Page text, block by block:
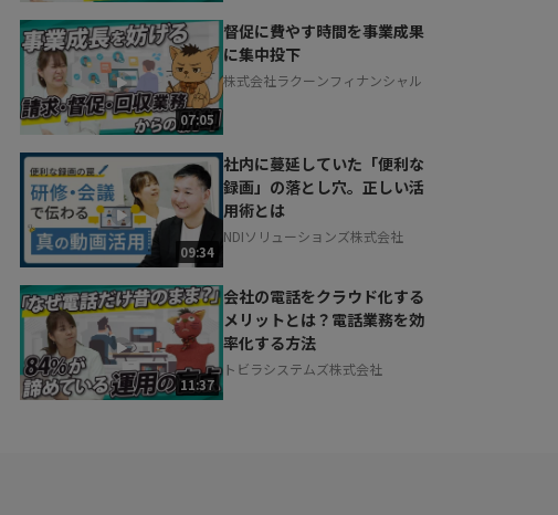
07:05
督促に費やす時間を事業成果
に集中投下
株式会社ラクーンフィナンシャル
09:34
社内に蔓延していた「便利な
録画」の落とし穴。正しい活
用術とは
NDIソリューションズ株式会社
11:37
会社の電話をクラウド化する
メリットとは？電話業務を効
率化する方法
トビラシステムズ株式会社